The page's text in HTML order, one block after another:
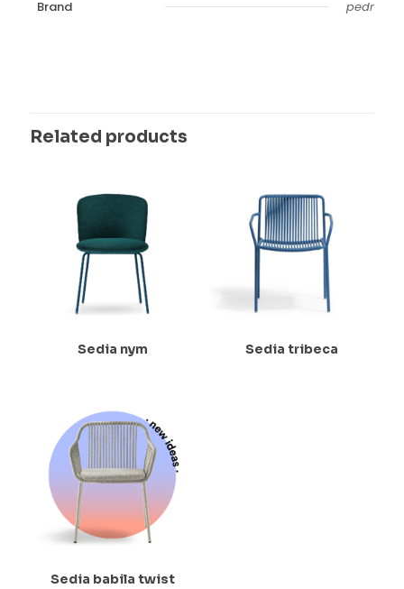
Brand pedr
Related products
Sedia nym Sedia tribeca
Sedia babila twist